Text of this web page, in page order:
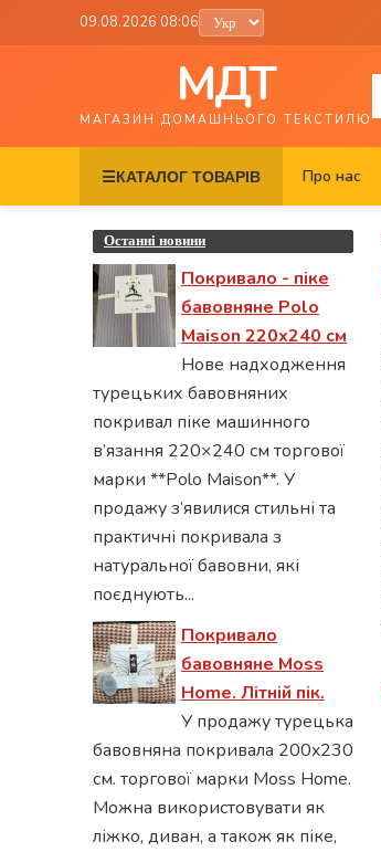
09.08.2026 08:06
МДТ
МАГАЗИН ДОМАШНЬОГО ТЕКСТИЛЮ
☰КАТАЛОГ ТОВАРІВ Про нас
Останні новини
Покривало - піке
бавовняне Polo
Maison 220х240 см
Нове надходження
турецьких бавовняних
покривал піке машинного
в’язання 220×240 см торгової
марки **Polo Maison**. У
продажу з’явилися стильні та
практичні покривала з
натуральної бавовни, які
поєднують...
Покривало
бавовняне Moss
Home. Літній пік.
У продажу турецька
бавовняна покривала 200x230
см. торгової марки Moss Home.
Можна використовувати як
ліжко, диван, а також як піке,